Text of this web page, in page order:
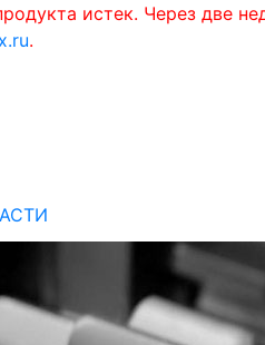
истек. Через две
.